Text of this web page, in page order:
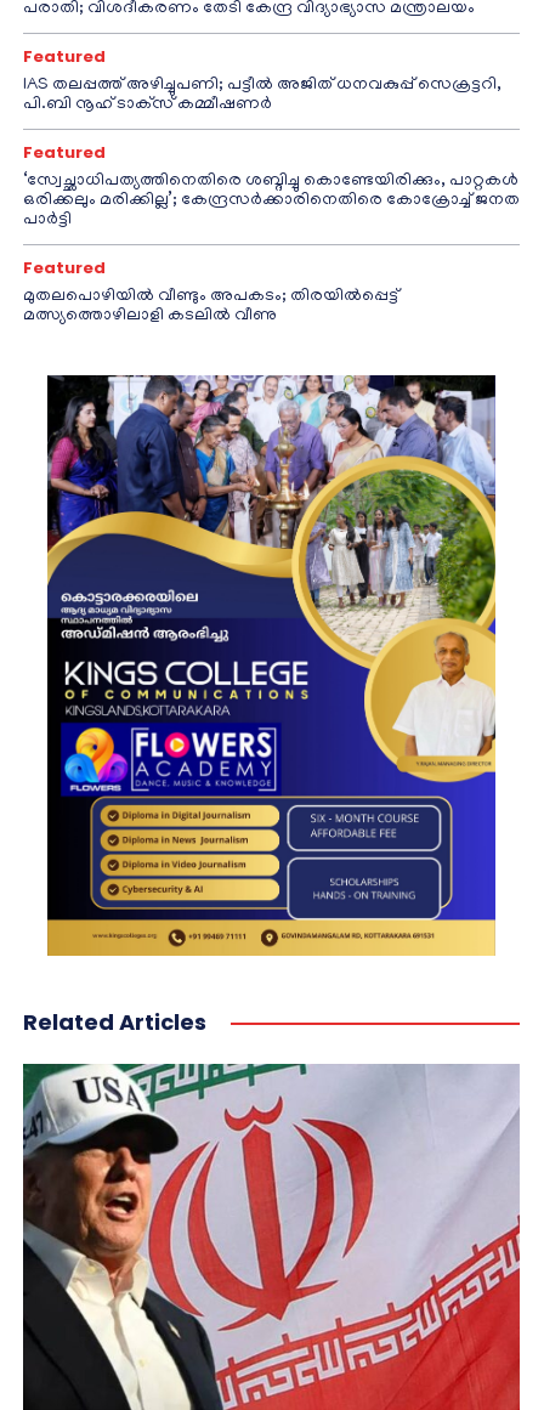
പരാതി; വിശദീകരണം തേടി കേന്ദ്ര വിദ്യാഭ്യാസ മന്ത്രാലയം
Featured
IAS തലപ്പത്ത് അഴിച്ചുപണി; പട്ടീല്‍ അജിത് ധനവകുപ്പ് സെക്രട്ടറി,
പി.ബി നൂഹ് ടാക്‌സ് കമ്മീഷണര്‍
Featured
‘സ്വേച്ഛാധിപത്യത്തിനെതിരെ ശബ്ദിച്ചു കൊണ്ടേയിരിക്കും, പാറ്റകൾ
ഒരിക്കലും മരിക്കില്ല’; കേന്ദ്രസർക്കാരിനെതിരെ കോക്രോച്ച് ജനത
പാർട്ടി
Featured
മുതലപൊഴിയിൽ വീണ്ടും അപകടം; തിരയിൽപ്പെട്ട്
മത്സ്യത്തൊഴിലാളി കടലിൽ വീണു
Related Articles